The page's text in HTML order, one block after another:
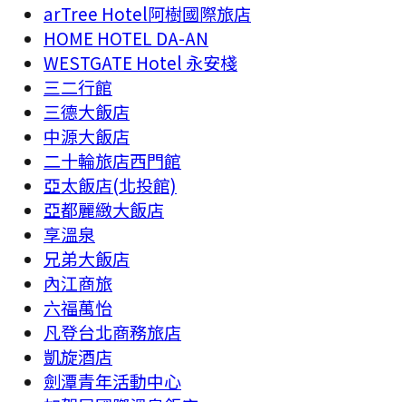
arTree Hotel阿樹國際旅店
HOME HOTEL DA-AN
WESTGATE Hotel 永安棧
三二行館
三德大飯店
中源大飯店
二十輪旅店西門館
亞太飯店(北投館)
亞都麗緻大飯店
享溫泉
兄弟大飯店
內江商旅
六福萬怡
凡登台北商務旅店
凱旋酒店
劍潭青年活動中心